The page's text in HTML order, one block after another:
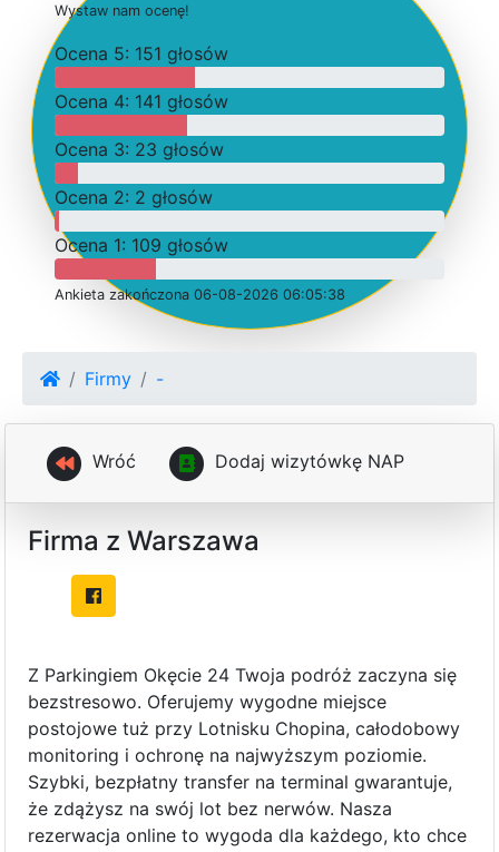
Wystaw nam ocenę!
Ocena 5: 151 głosów
Ocena 4: 141 głosów
Ocena 3: 23 głosów
Ocena 2: 2 głosów
Ocena 1: 109 głosów
Ankieta zakończona 06-08-2026 06:05:38
Firmy -
Wróć Dodaj wizytówkę NAP
Firma z Warszawa
Z Parkingiem Okęcie 24 Twoja podróż zaczyna się
bezstresowo. Oferujemy wygodne miejsce
postojowe tuż przy Lotnisku Chopina, całodobowy
monitoring i ochronę na najwyższym poziomie.
Szybki, bezpłatny transfer na terminal gwarantuje,
że zdążysz na swój lot bez nerwów. Nasza
rezerwacja online to wygoda dla każdego, kto chce